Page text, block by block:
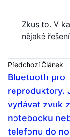
Zkus to. V
nějaké
Předchozí Článek
Bluetooth pro
reproduktory.
vydávat zvuk z
notebooku
telefonu do